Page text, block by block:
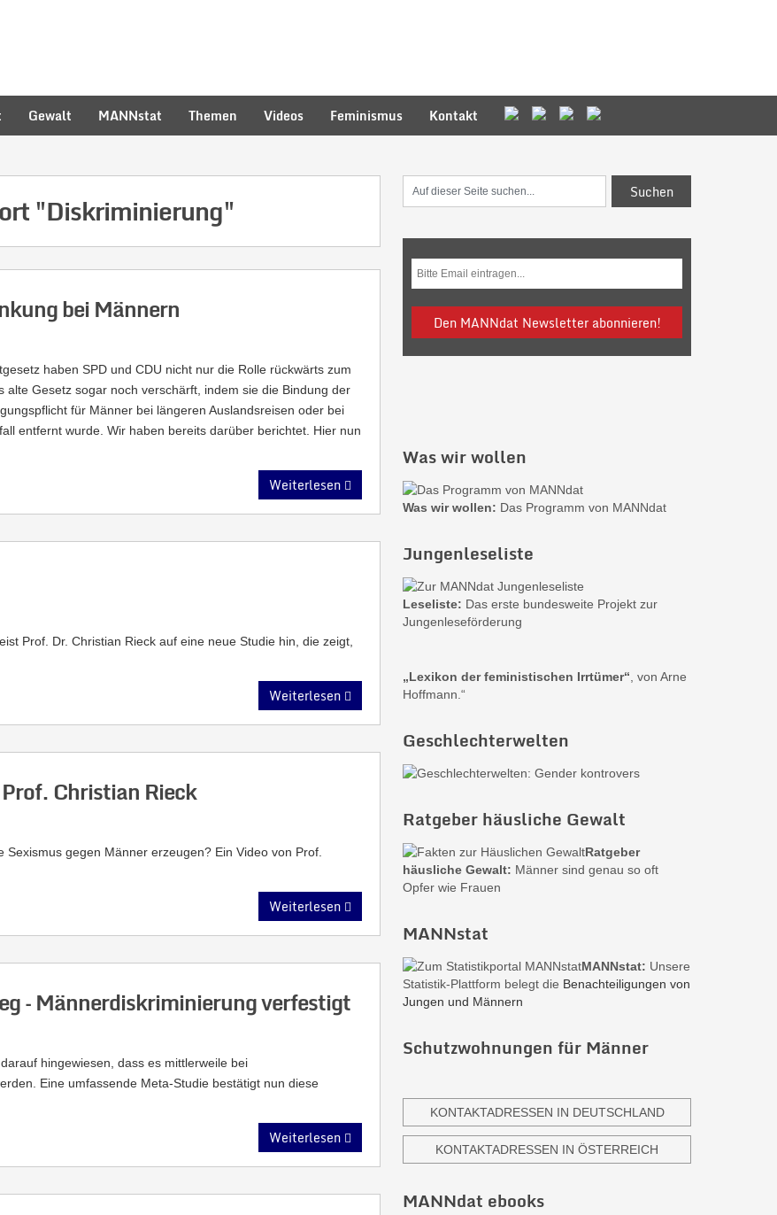
Gewalt MANNstat Themen Videos Feminismus Kontakt
"Diskriminierung"
bei Männern
haben SPD und CDU nicht nur die Rolle rückwärts zum
Gesetz sogar noch verschärft, indem sie die Bindung der
für Männer bei längeren Auslandsreisen oder bei
entfernt wurde. Wir haben bereits darüber berichtet. Hier nun
Weiterlesen
Prof. Dr. Christian Rieck auf eine neue Studie hin, die zeigt,
Weiterlesen
Christian Rieck
Sexismus gegen Männer erzeugen? Ein Video von Prof.
Weiterlesen
– Männerdiskriminierung verfestigt
hingewiesen, dass es mittlerweile bei
Eine umfassende Meta-Studie bestätigt nun diese
Weiterlesen
Was wir wollen
Was wir wollen: Das Programm von MANNdat
Jungenleseliste
Leseliste: Das erste bundesweite Projekt zur
Jungenleseförderung
„Lexikon der feministischen Irrtümer“ , von Arne
Hoffmann.“
Geschlechterwelten
Ratgeber häusliche Gewalt
Ratgeber
häusliche Gewalt: Männer sind genau so oft
Opfer wie Frauen
MANNstat
MANNstat: Unsere
Statistik-Plattform belegt die Benachteiligungen von
Jungen und Männern
Schutzwohnungen für Männer
KONTAKTADRESSEN IN DEUTSCHLAND
KONTAKTADRESSEN IN ÖSTERREICH
MANNdat ebooks